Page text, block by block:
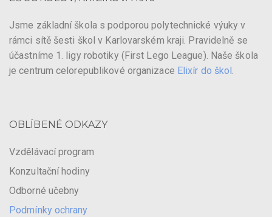
Jsme základní škola s podporou polytechnické výuky v
rámci sítě šesti škol v Karlovarském kraji. Pravidelně se
účastníme 1. ligy robotiky (First Lego League). Naše škola
je centrum celorepublikové organizace Elixír do škol .
OBLÍBENÉ ODKAZY
Vzdělávací program
Konzultační hodiny
Odborné učebny
Podmínky ochrany